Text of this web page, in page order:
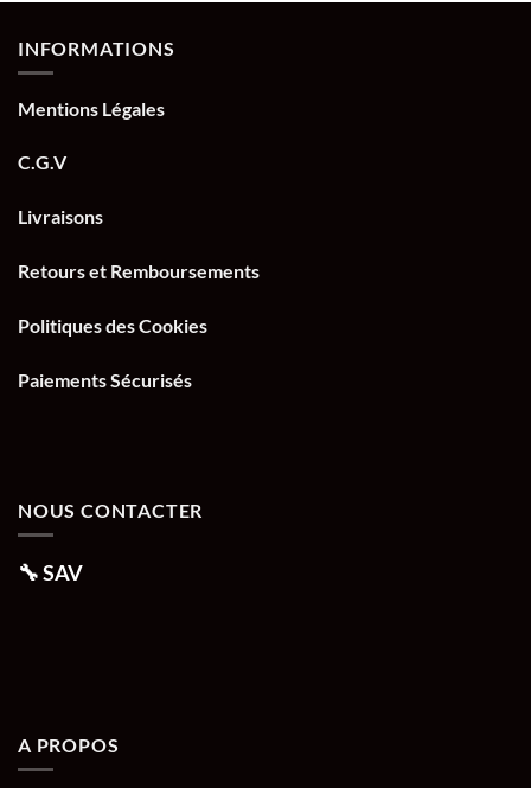
INFORMATIONS
Mentions Légales
C.G.V
Livraisons
Retours et Remboursements
Politiques des Cookies
Paiements Sécurisés
NOUS CONTACTER
🔧SAV
A PROPOS